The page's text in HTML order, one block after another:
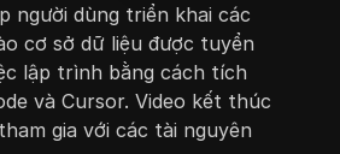
người dùng triển khai các
cơ sở dữ liệu được tuyển
lập trình bằng cách tích
và Cursor. Video kết thúc
gia với các tài nguyên